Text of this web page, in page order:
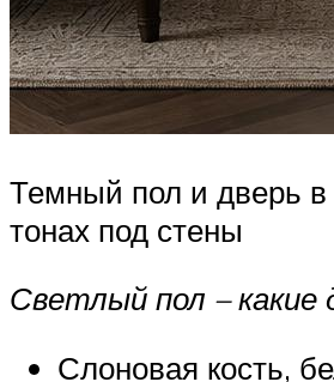
Темный пол и дверь в
тонах под стены
Светлый пол – какие
Слоновая кость,